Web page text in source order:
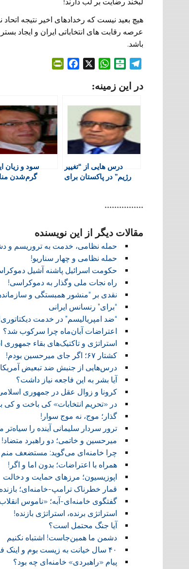
لبخند رضایت بر لب دارند!
هیچ بعید نیست که رخدادهای اخیر نتیجه
عرصه رقابت های انتخاباتی ایران و ایجاد
باشد.
l
g
r
a
m
l
t
a
r
i
n
W
a
s
A
p
p
k
t
F
r
i
e
در این زمینه:
درس هایی از “تغییر
رژیم” در پاکستان برای
سود و زیان
گرم‌شدن
****************
مقالات دیگر از این نویسنده
حمله نظامی، خدمت به تروریسم و
حمله نظامی و چهار سناریو!
حکومت اسرائیل پاشنه آشیل
راه نجات ملی وگذار به دموکراسی!
نقدی بر “منشور همبستگی و
“برای” رنسانس ایرانی
“ضد امپریالیسم” در خدمت
اعتراضات آبان‌ماه چرا سرکوب شد؟
استراتژی و تاکتیک‌های بقاء جمهوری
کشتار ۶۷؛ اگر جای میرحسین بودم!
درس‌هایی از جنبش ضد تبعیض آمریکا
آیا بشر به این فاجعه نیاز داشت؟
کرونا و زوال عقل در جمهوری
در «تحریم انتخابات» کی باخت و کی
گذار؛ موج، نه موج سوار!
ترور سردار سلیمانی آینده را
میرحسین و خاتمی؛ دو راهبرد متضاد!
چرا خامنه‌ای می‌گوید: مستضعف منم
همراه با اعتراضات؛ بدون اما و اگر!
اپوزیسیون؛ مرزهای حمایت و دخالت
قمار خطرناک ترامپ-خامنه‌ای؛ بازنده
گفتگوی خامنه‌ای-آبه؛ «ناموس
استراتژی برنده، استراتژی بازنده!
آیا جنگ محتمل است؟
دشمن ما همین‌جاست! اشتباه نکنیم
۴۰ سال خیانت به زیست بوم و اینک فاجعه!
پیام «راهبردی» خامنه‌ای چه بود؟